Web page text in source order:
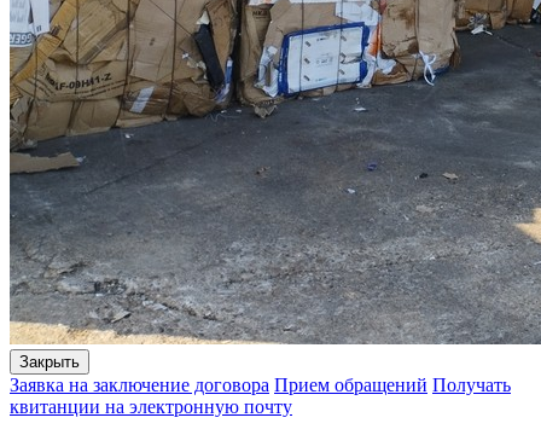
Закрыть
Заявка на заключение договора Прием обращений Получать
квитанции на электронную почту